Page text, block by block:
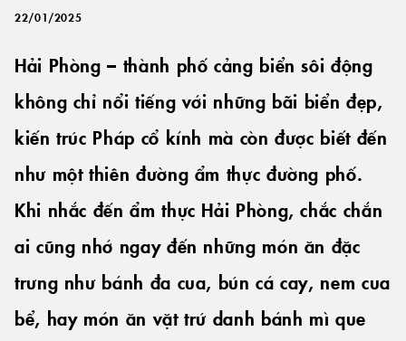
22/01/2025
Hải Phòng – thành phố cảng biển sôi động
không chỉ nổi tiếng với những bãi biển đẹp,
kiến trúc Pháp cổ kính mà còn được biết đến
như một thiên đường ẩm thực đường phố.
Khi nhắc đến ẩm thực Hải Phòng, chắc chắn
ai cũng nhớ ngay đến những món ăn đặc
trưng như bánh đa cua, bún cá cay, nem cua
bể, hay món ăn vặt trứ danh bánh mì que